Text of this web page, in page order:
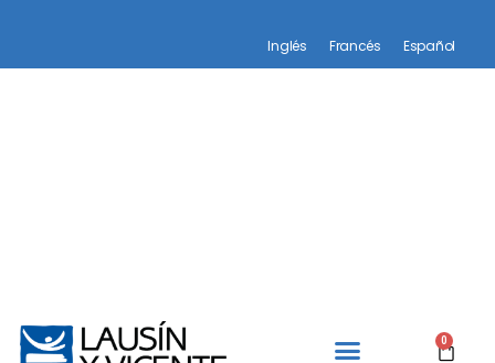
Inglés Francés Español
0